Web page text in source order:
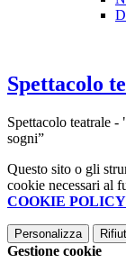
Spettacolo
Spettacolo teatrale
sogni”
Questo sito o gli
cookie necessari al
COOKIE POLICY
Personalizza
Gestione cookie